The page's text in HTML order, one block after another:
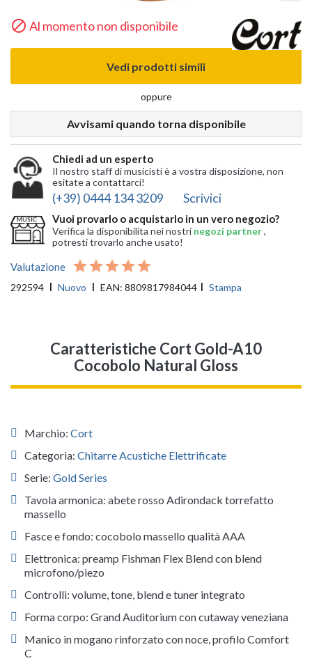
 Al momento non disponibile
Vedi prodotti simili
oppure
Avvisami quando torna disponibile
Chiedi ad un esperto
Il nostro staff di musicisti è a vostra disposizione, non
esitate a contattarci!
(+39) 0444 134 3209 Scrivici
Vuoi provarlo o acquistarlo in un vero negozio?
Verifica la disponibilita nei nostri negozi partner,
potresti trovarlo anche usato!
Valutazione
292594 Nuovo EAN: 8809817984044 Stampa
Caratteristiche Cort Gold-A10
Cocobolo Natural Gloss
Marchio: Cort
Categoria: Chitarre Acustiche Elettrificate
Serie: Gold Series
Tavola armonica: abete rosso Adirondack torrefatto
massello
Fasce e fondo: cocobolo massello qualità AAA
Elettronica: preamp Fishman Flex Blend con blend
microfono/piezo
Controlli: volume, tone, blend e tuner integrato
Forma corpo: Grand Auditorium con cutaway veneziana
Manico in mogano rinforzato con noce, profilo Comfort
C